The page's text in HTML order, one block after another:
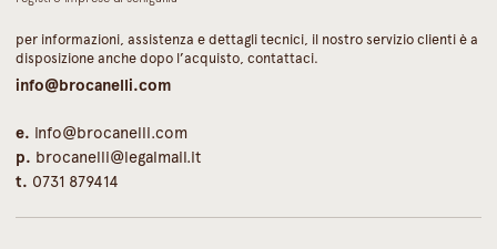
per informazioni, assistenza e dettagli tecnici, il nostro servizio clienti è a
disposizione anche dopo l’acquisto, contattaci.
info@brocanelli.com
e. info@brocanelli.com
p. brocanelli@legalmail.it
t. 0731 879414